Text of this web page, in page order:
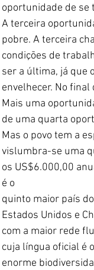
oportunidade de se
A terceira
pobre. A terceira
condições de
ser a última, já que
envelhecer. No
Mais uma
de uma quarta
Mas o povo tem a
vislumbra-se uma
os US$6.000,00
é o
quinto maior país
Estados Unidos e
com a maior rede
cuja língua oficial é
enorme